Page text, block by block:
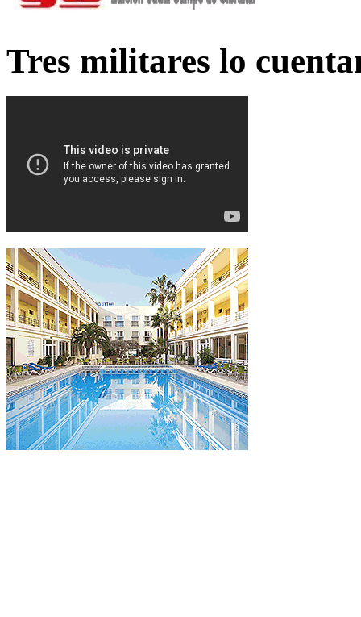
Tres militares lo